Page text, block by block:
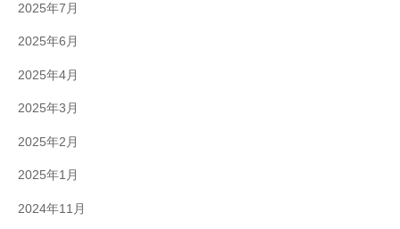
2025年7月
2025年6月
2025年4月
2025年3月
2025年2月
2025年1月
2024年11月